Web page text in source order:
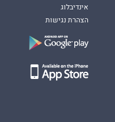
אינדיבלוג
הצהרת נגישות